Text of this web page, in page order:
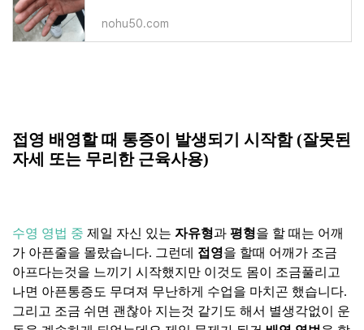
nohu50.com
접영 배영할 때 통증이 발생되기 시작함 (잘못된
자세 또는 무리한 근육사용)
수영 영법 중 제일 자신 있는 자유형과 평형을 할 때는 어깨
가 아픈줄을 몰랐습니다. 그런데 접영을 할때 어깨가 조금
아프다는것을 느끼기 시작했지만 이것도 몸이 조금풀리고
나면 아픈통증도 무뎌져 무난하게 수업을 마치곤 했습니다.
그리고 조금 쉬면 괜찮아 지는것 같기도 해서 별생각없이 운